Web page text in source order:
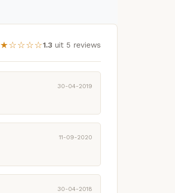
★☆☆☆☆1.3 uit 5 reviews
30-04-2019
11-09-2020
30-04-2018